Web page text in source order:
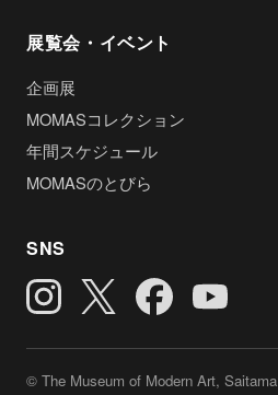
展覧会・イベント
企画展
MOMASコレクション
年間スケジュール
MOMASのとびら
SNS
© The Museum of Modern Art, Saitama